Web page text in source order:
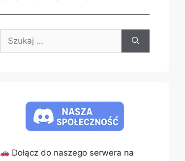
Dołącz do naszego serwera na